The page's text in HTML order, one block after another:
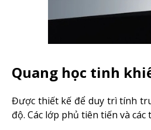
Quang học tinh
Được thiết kế để duy trì tính
độ. Các lớp phủ tiên tiến và